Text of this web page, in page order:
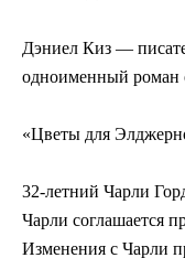
Дэниел Киз —
одноименный
«Цветы для
32-летний Чарли
Чарли соглашается
Изменения с Чарли